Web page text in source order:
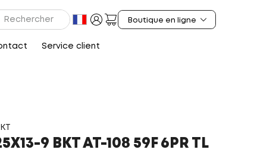
Service client
9 BKT AT-108 59F 6PR TL